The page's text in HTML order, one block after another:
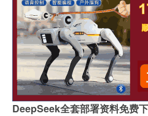
DeepSeek全套部署资料免费